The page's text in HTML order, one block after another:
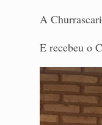
A
E recebeu o